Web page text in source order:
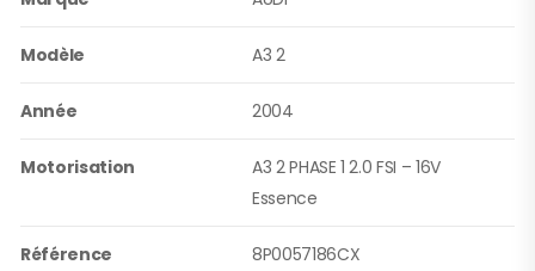
Modèle A3 2
Année 2004
Motorisation
A3 2 PHASE 1 2.0 FSI – 16V
Essence
Référence
8P0057186CX